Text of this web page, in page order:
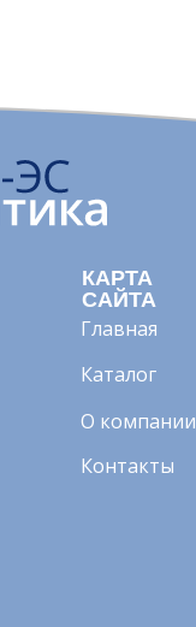
КАРТА
САЙТА
Главная
Каталог
О компании
Контакты